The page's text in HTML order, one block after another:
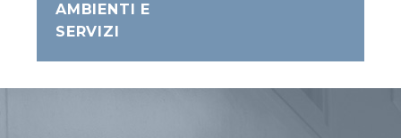
AMBIENTI E
SERVIZI